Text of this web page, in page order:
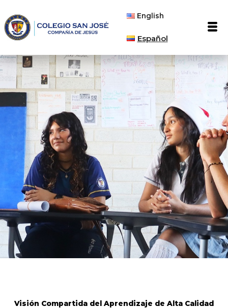
contenido
English
Español
Visión Compartida del Aprendizaje de Alta Calidad